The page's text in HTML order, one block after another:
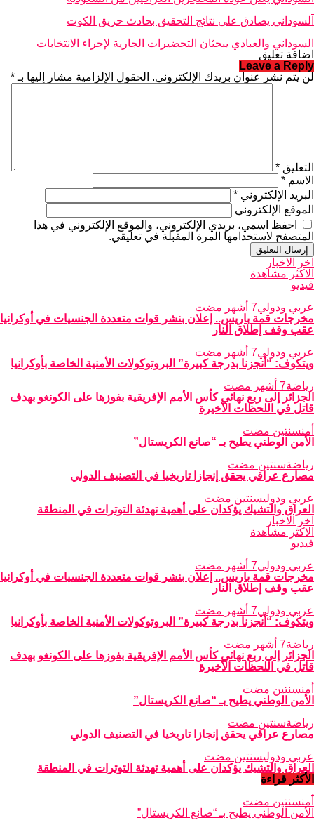
السوداني يصادق على نتائج التحقيق بحادث حريق الكوت
السوداني والعبادي يبحثان التحضيرات الجارية لإجراء الانتخابات
اضافة تعليق
Leave a Reply
لن يتم نشر عنوان بريدك الإلكتروني. الحقول الإلزامية مشار إليها بـ *
التعليق *
الاسم *
البريد الإلكتروني *
الموقع الإلكتروني
احفظ اسمي، بريدي الإلكتروني، والموقع الإلكتروني في هذا
المتصفح لاستخدامها المرة المقبلة في تعليقي.
اخر الاخبار
الاكثر مشاهدة
فيديو
عربي ودولي7 أشهر مضت
مخرجات قمة باريس.. إعلان بنشر قوات متعددة الجنسيات في أوكرانيا
عقب وقف إطلاق النار
عربي ودولي7 أشهر مضت
ويتكوف: “أنجزنا بدرجة كبيرة” البروتوكولات الأمنية الخاصة بأوكرانيا
رياضة7 أشهر مضت
الجزائر إلى ربع نهائي كأس الأمم الإفريقية بفوزها على الكونغو بهدف
قاتل في اللحظات الأخيرة
أمنسنتين مضت
الأمن الوطني يطيح بـ “صانع الكريستال”
رياضةسنتين مضت
مصارع عراقي يحقق إنجازا تاريخيا في التصنيف الدولي
عربي ودوليسنتين مضت
العراق والتشيك يؤكدان على أهمية تهدئة التوترات في المنطقة
اخر الاخبار
الاكثر مشاهدة
فيديو
عربي ودولي7 أشهر مضت
مخرجات قمة باريس.. إعلان بنشر قوات متعددة الجنسيات في أوكرانيا
عقب وقف إطلاق النار
عربي ودولي7 أشهر مضت
ويتكوف: “أنجزنا بدرجة كبيرة” البروتوكولات الأمنية الخاصة بأوكرانيا
رياضة7 أشهر مضت
الجزائر إلى ربع نهائي كأس الأمم الإفريقية بفوزها على الكونغو بهدف
قاتل في اللحظات الأخيرة
أمنسنتين مضت
الأمن الوطني يطيح بـ “صانع الكريستال”
رياضةسنتين مضت
مصارع عراقي يحقق إنجازا تاريخيا في التصنيف الدولي
عربي ودوليسنتين مضت
العراق والتشيك يؤكدان على أهمية تهدئة التوترات في المنطقة
الأكثر قراءة
أمنسنتين مضت
الأمن الوطني يطيح بـ “صانع الكريستال”